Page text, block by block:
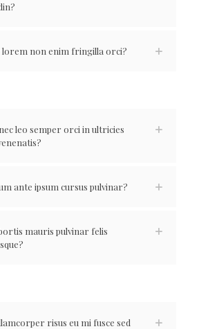
non enim fringilla orci?
leo semper orci in ultricies
ante ipsum cursus pulvinar?
mauris pulvinar felis
risus eu mi fusce sed